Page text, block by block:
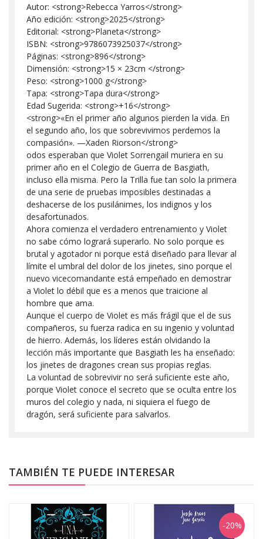
Autor: <strong>Rebecca Yarros</strong>
Año edición: <strong>2025</strong>
Editorial: <strong>Planeta</strong>
ISBN: <strong>9786073925037</strong>
Páginas: <strong>896</strong>
Dimensión: <strong>15 × 23cm </strong>
Peso: <strong>1000 g</strong>
Tapa: <strong>Tapa dura</strong>
Edad Sugerida: <strong>+16</strong>
<strong>«En el primer año algunos pierden la vida. En
el segundo año, los que sobrevivimos perdemos la
compasión». —Xaden Riorson</strong>
odos esperaban que Violet Sorrengail muriera en su
primer año en el Colegio de Guerra de Basgiath,
incluso ella misma. Pero la Trilla fue tan solo la primera
de una serie de pruebas imposibles destinadas a
deshacerse de los pusilánimes, los indignos y los
desafortunados.
Ahora comienza el verdadero entrenamiento y Violet
no sabe cómo logrará superarlo. No solo porque es
brutal y agotador ni porque está diseñado para llevar al
límite el umbral del dolor de los jinetes, sino porque el
nuevo vicecomandante está empeñado en demostrar
a Violet lo débil que es a menos que traicione al
hombre que ama.
Aunque el cuerpo de Violet es más frágil que el de sus
compañeros, su fuerza radica en su ingenio y voluntad
de hierro. Además, los líderes están olvidando la
lección más importante que Basgiath les ha enseñado:
los jinetes de dragones crean sus propias reglas.
La voluntad de sobrevivir no será suficiente este año,
porque Violet conoce el secreto que se oculta entre los
muros del colegio y nada, ni siquiera el fuego de
dragón, será suficiente para salvarlos.
TAMBIÉN TE PUEDE INTERESAR
-20%